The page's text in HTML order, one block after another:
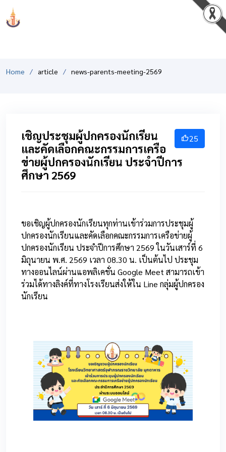
Home article news-parents-meeting-2569
25
เชิญประชุมผู้ปกครองนักเรียน
และคัดเลือกคณะกรรมการเครือ
ข่ายผู้ปกครองนักเรียน ประจำปีการ
ศึกษา 2569
ขอเชิญผู้ปกครองนักเรียนทุกท่านเข้าร่วมการประชุมผู้
ปกครองนักเรียนและคัดเลือกคณะกรรมการเครือข่ายผู้
ปกครองนักเรียน ประจำปีการศึกษา 2569 ในวันเสาร์ที่ 6
มิถุนายน พ.ศ. 2569 เวลา 08.30 น. เป็นต้นไป ประชุม
ทางออนไลน์ผ่านแอพลิเคชั่น Google Meet สามารถเข้า
ร่วมได้ทางลิงค์ที่ทางโรงเรียนส่งให้ใน Line กลุ่มผู้ปกครอง
นักเรียน
3